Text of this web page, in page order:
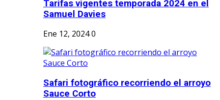
Tarifas vigentes temporada 2024 en el
Samuel Davies
Ene 12, 20240
Safari fotográfico recorriendo el arroyo
Sauce Corto